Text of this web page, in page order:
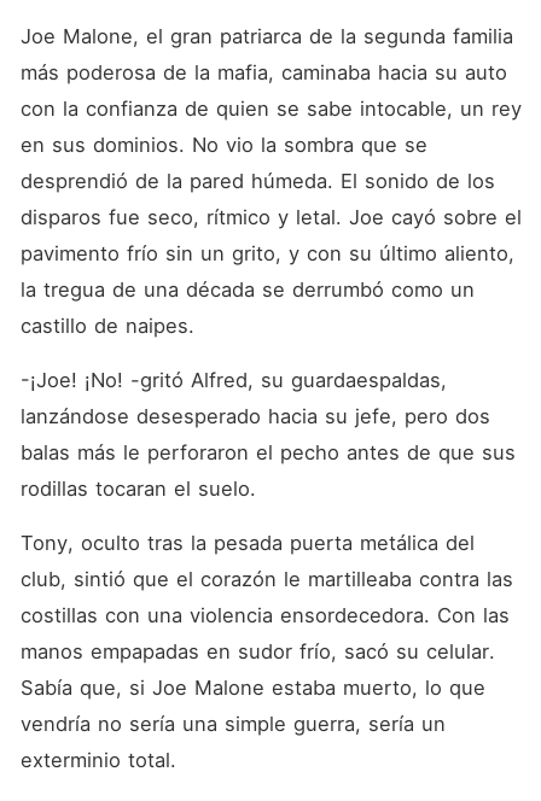
maldad no tiene límites,
Stella descubre que su
belleza es su única arma y
no quebrarse. Pero entre
caricias cargadas de veneno
y juegos de poder, una
chispa prohibida comienza a
su venganza antes de que el
deseo por el monstruo la
consuma? ¿Y tu, qué serías
capaz de hacer por
corazón a un lado mientras
compartes la cama con el
monstruo que destruyó tu
infierno? En esta guerra de
Joe Malone, el gran patriarca de la segunda familia
más poderosa de la mafia, caminaba hacia su auto
con la confianza de quien se sabe intocable, un rey
en sus dominios. No vio la sombra que se
desprendió de la pared húmeda. El sonido de los
disparos fue seco, rítmico y letal. Joe cayó sobre el
pavimento frío sin un grito, y con su último aliento,
la tregua de una década se derrumbó como un
castillo de naipes.
-¡Joe! ¡No! -gritó Alfred, su guardaespaldas,
lanzándose desesperado hacia su jefe, pero dos
balas más le perforaron el pecho antes de que sus
rodillas tocaran el suelo.
Tony, oculto tras la pesada puerta metálica del
club, sintió que el corazón le martilleaba contra las
costillas con una violencia ensordecedora. Con las
manos empapadas en sudor frío, sacó su celular.
Sabía que, si Joe Malone estaba muerto, lo que
vendría no sería una simple guerra, sería un
exterminio total.